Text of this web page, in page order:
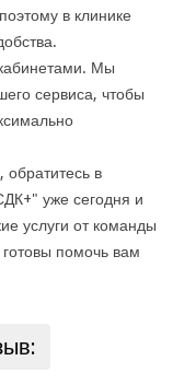
в клинике
Мы
сервиса, чтобы
обратитесь в
уже сегодня и
услуги от команды
помочь вам